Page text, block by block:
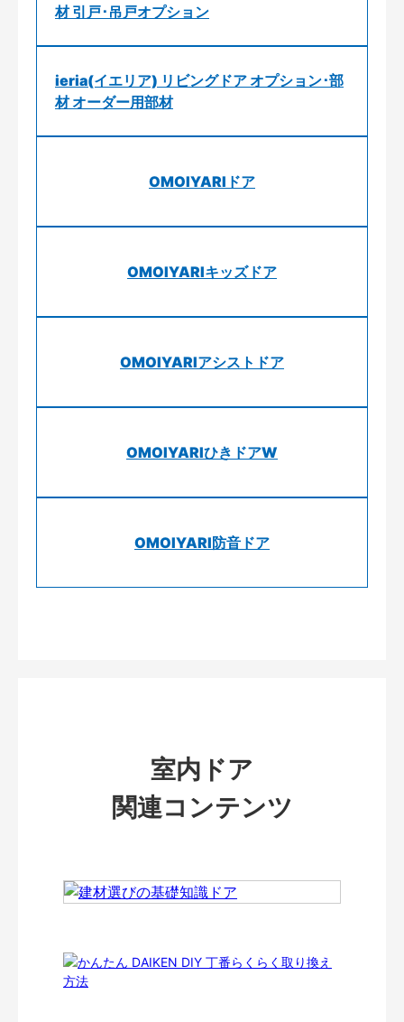
材 引戸･吊戸オプション
ieria(イエリア) リビングドア オプション･部
材 オーダー用部材
OMOIYARIドア
OMOIYARIキッズドア
OMOIYARIアシストドア
OMOIYARIひきドアW
OMOIYARI防音ドア
室内ドア
関連コンテンツ